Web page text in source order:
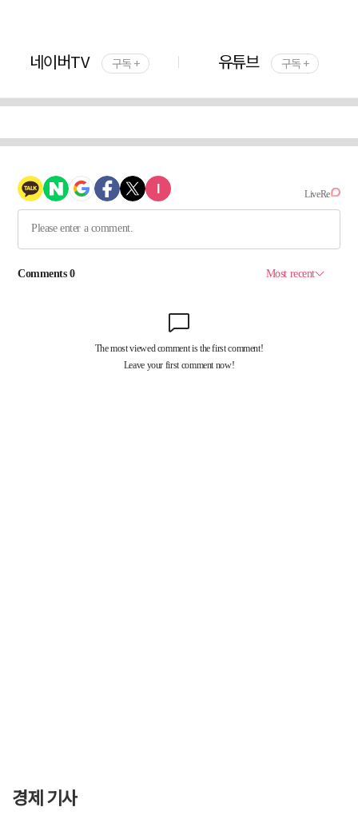
네이버TV 구독 + 유튜브 구독 +
경제 기사